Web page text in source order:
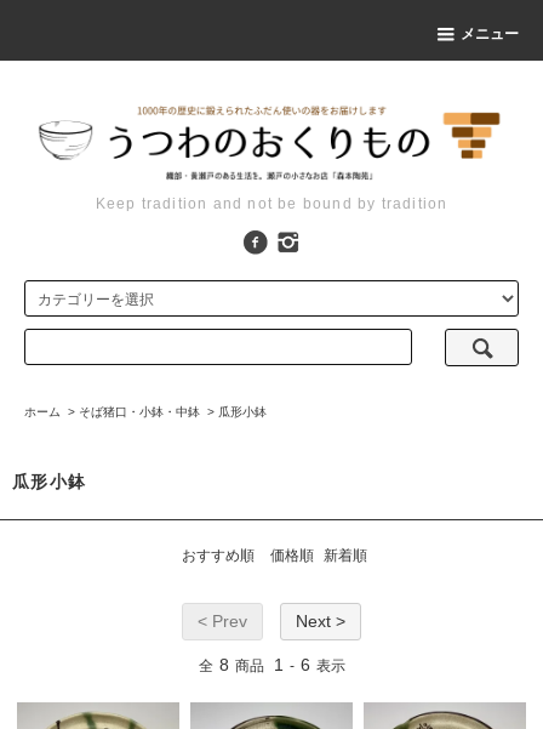
メニュー
Keep tradition and not be bound by tradition
ホーム > そば猪口・小鉢・中鉢 > 瓜形小鉢
瓜形小鉢
おすすめ順 価格順 新着順
< Prev Next >
全 8 商品 1 - 6 表示